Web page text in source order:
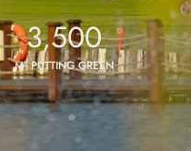
M² PUTTING GREEN
3,500